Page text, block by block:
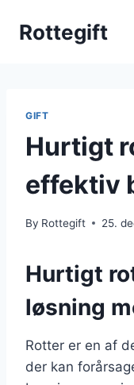
Rottegift
GIFT
Hurtigt
effektiv
By Rottegift 25.
Hurtigt
løsning
Rotter er en af
der kan